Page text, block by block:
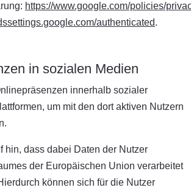
https://www.google.com/policies/
authenticated.
in sozialen Medien
innerhalb sozialer
um mit den dort aktiven Nutzern
hin, dass dabei Daten der Nutzer
der Europäischen Union verarbeitet
können sich für die Nutzer